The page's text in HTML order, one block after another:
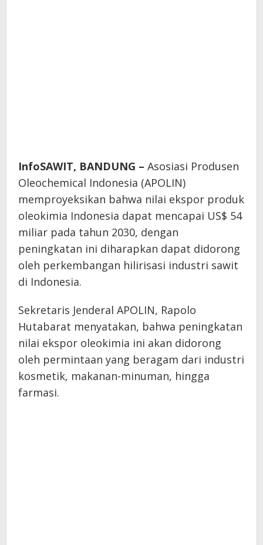
InfoSAWIT, BANDUNG – Asosiasi Produsen
Oleochemical Indonesia (APOLIN)
memproyeksikan bahwa nilai ekspor produk
oleokimia Indonesia dapat mencapai US$ 54
miliar pada tahun 2030, dengan
peningkatan ini diharapkan dapat didorong
oleh perkembangan hilirisasi industri sawit
di Indonesia.
Sekretaris Jenderal APOLIN, Rapolo
Hutabarat menyatakan, bahwa peningkatan
nilai ekspor oleokimia ini akan didorong
oleh permintaan yang beragam dari industri
kosmetik, makanan-minuman, hingga
farmasi.